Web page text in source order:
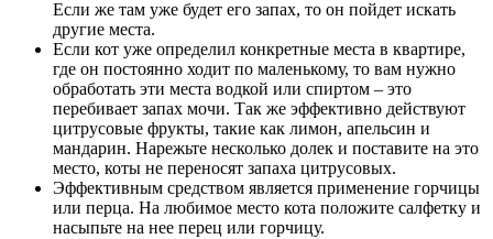
Если же там уже будет его запах, то он пойдет искать
другие места.
Если кот уже определил конкретные места в квартире,
где он постоянно ходит по маленькому, то вам нужно
обработать эти места водкой или спиртом – это
перебивает запах мочи. Так же эффективно действуют
цитрусовые фрукты, такие как лимон, апельсин и
мандарин. Нарежьте несколько долек и поставите на это
место, коты не переносят запаха цитрусовых.
Эффективным средством является применение горчицы
или перца. На любимое место кота положите салфетку и
насыпьте на нее перец или горчицу.